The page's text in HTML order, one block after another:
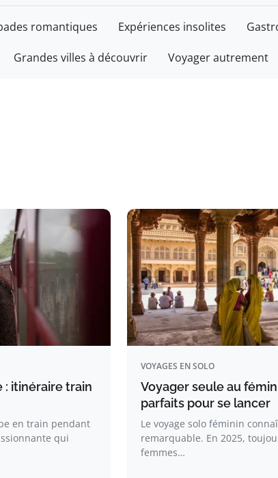
romantiques Expériences insolites
Grandes villes à découvrir Voyager autrement
: itinéraire train
en train pendant
qui
VOYAGES EN SOLO
Voyager seule au
parfaits pour se lancer​
Le voyage solo féminin
remarquable. En 2025,
femmes…